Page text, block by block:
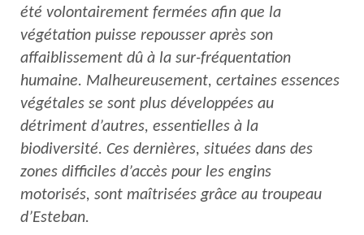
été volontairement fermées afin que la
végétation puisse repousser après son
affaiblissement dû à la sur-fréquentation
humaine. Malheureusement, certaines essences
végétales se sont plus développées au
détriment d’autres, essentielles à la
biodiversité. Ces dernières, situées dans des
zones difficiles d’accès pour les engins
motorisés, sont maîtrisées grâce au troupeau
d’Esteban.